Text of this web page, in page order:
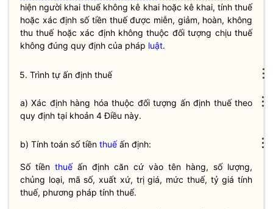
hiện người khaithuếkhông kê khai hoặc kê khai, tínhthuế
hoặc xác định số tiền thuếđược miễn, giảm, hoàn, không
thuthuếhoặc xác định không thuộc đối tượng chịuthuế
không đúng quy định của pháp luật.
5. Trình tự ấn định thuế
a) Xác định hàng hóa thuộc đối tượng ấn định thuế theo
quy định tại khoản 4 Điều này.
b) Tính toán số tiền thuếấn định:
Số tiền thuếấn định căn cứ vào tên hàng, số lượng,
chủng loại, mã số, xuất xứ, trị giá, mức thuế, tỷ giá tính
thuế, phương pháp tính thuế.
⋮
⋮
⋮